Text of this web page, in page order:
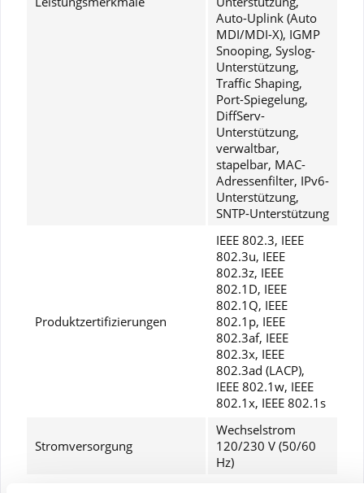
Auto-Uplink (Auto
MDI/MDI-X), IGMP
Snooping, Syslog-
Unterstützung,
Traffic Shaping,
Port-Spiegelung,
DiffServ-
Unterstützung,
verwaltbar,
stapelbar, MAC-
Adressenfilter, IPv6-
Unterstützung,
SNTP-Unterstützung
Produktzertifizierungen
IEEE 802.3, IEEE
802.3u, IEEE
802.3z, IEEE
802.1D, IEEE
802.1Q, IEEE
802.1p, IEEE
802.3af, IEEE
802.3x, IEEE
802.3ad (LACP),
IEEE 802.1w, IEEE
802.1x, IEEE 802.1s
Stromversorgung
Wechselstrom
120/230 V (50/60
Hz)